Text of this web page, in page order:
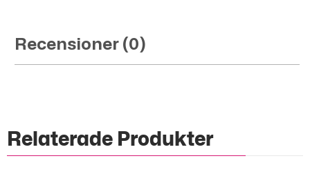
Recensioner (0)
Relaterade Produkter